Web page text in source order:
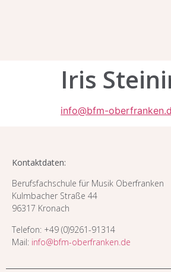
Iris
info@bfm-
Kontaktdaten:
Berufsfachschule für Musik Oberfranken
Kulmbacher Straße 44
96317 Kronach
Telefon: +49 (0)9261-91314
Mail: info@bfm-oberfranken.de